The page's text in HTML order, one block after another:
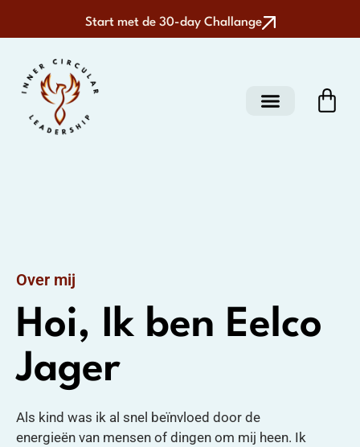
Start met de 30-day Challange
Over mij
Hoi, Ik ben Eelco
Jager
Als kind was ik al snel beïnvloed door de
energieën van mensen of dingen om mij heen. Ik